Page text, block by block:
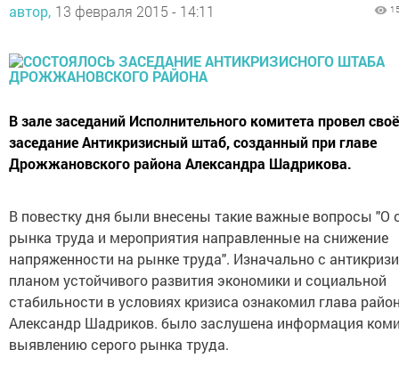
автор, 13 февраля 2015 - 14:11
В зале заседаний Исполнительного комитета провел
заседание Антикризисный штаб, созданный при главе
Дрожжановского района Александра Шадрикова.
В повестку дня были внесены такие важные вопросы "О
рынка труда и мероприятия направленные на снижение
напряженности на рынке труда". Изначально с
планом устойчивого развития экономики и социальной
стабильности в условиях кризиса ознакомил глава
Александр Шадриков. было заслушена информация
выявлению серого рынка труда.